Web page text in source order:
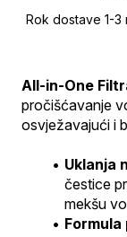
Rok dostave 1-3
All-in-One
pročišćavanje
osvježavajući i
Uklanja
čestice
mekšu